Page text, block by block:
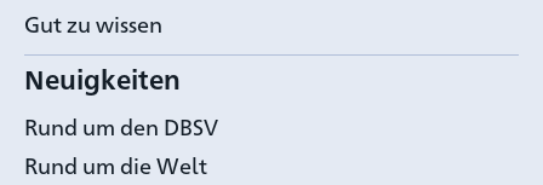
Gut zu wissen
Neuigkeiten
Rund um den DBSV
Rund um die Welt